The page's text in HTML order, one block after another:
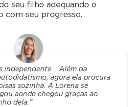
seu filho adequando o
com seu progresso.
independente... Além da
agora ela procura
sozinha. A Lorena se
aonde chegou graças ao
dela."